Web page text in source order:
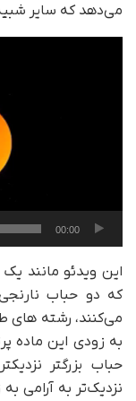
می‌دهد که سایر
00:00
که دو حباب
می‌کنند، رشته های
به زودی این ماده
حباب بزرگتر
نزدیک‌تر به آرامی